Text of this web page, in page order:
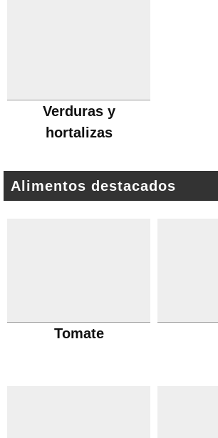
Verduras y
hortalizas
Alimentos destacados
Tomate